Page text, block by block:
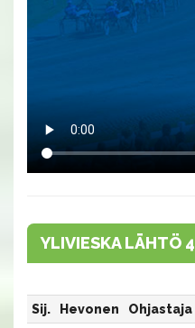
YLIVIESKA LÄHTÖ 4
Sij. Hevonen Ohjastaja